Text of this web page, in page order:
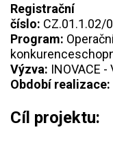
Registrační
číslo: CZ.01.1.02/
Program:
Výzva: INOVACE -
Období realizace:
Cíl projektu: